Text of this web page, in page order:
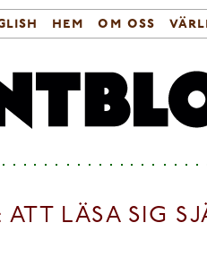
hem om oss
ATT LÄSA SIG